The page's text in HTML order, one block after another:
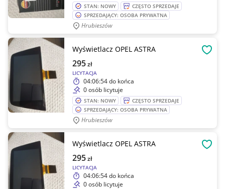
STAN: NOWY
CZĘSTO SPRZEDAJE
SPRZEDAJĄCY: OSOBA PRYWATNA
Hrubieszów
Wyświetlacz OPEL ASTRA
LICYTACJA
295zł
04:06:54do końca
0 osób licytuje
STAN: NOWY
CZĘSTO SPRZEDAJE
SPRZEDAJĄCY: OSOBA PRYWATNA
Hrubieszów
Wyświetlacz OPEL ASTRA
LICYTACJA
295zł
04:06:54do końca
0 osób licytuje